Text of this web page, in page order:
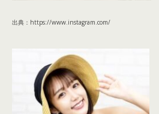
出典：https://www.instagram.com/